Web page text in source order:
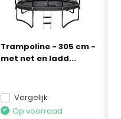
Trampoline - 305 cm -
met net en ladd...
Vergelijk
Op voorraad